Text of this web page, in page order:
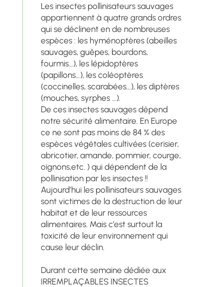
Les insectes pollinisateurs sauvages
appartiennent à quatre grands ordres
qui se déclinent en de nombreuses
espèces : les hyménoptères (abeilles
sauvages, guêpes, bourdons,
fourmis…), les lépidoptères
(papillons…), les coléoptères
(coccinelles, scarabées…), les diptères
(mouches, syrphes …).
De ces insectes sauvages dépend
notre sécurité alimentaire. En Europe
ce ne sont pas moins de 84 % des
espèces végétales cultivées (cerisier,
abricotier, amande, pommier, courge,
oignons,etc. ) qui dépendent de la
pollinisation par les insectes !!
Aujourd’hui les pollinisateurs sauvages
sont victimes de la destruction de leur
habitat et de leur ressources
alimentaires. Mais c’est surtout la
toxicité de leur environnement qui
cause leur déclin.
Durant cette semaine dédiée aux
IRREMPLAÇABLES INSECTES